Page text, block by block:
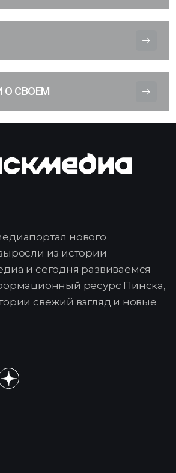
О СВОЕМ
нового
из истории
и сегодня развиваемся
ресурс Пинска,
свежий взгляд и новые